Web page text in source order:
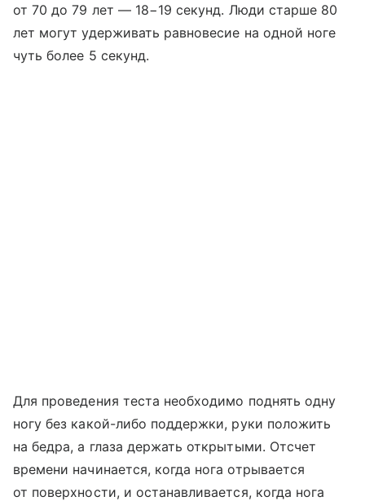
от 70 до 79 лет — 18−19 секунд. Люди старше 80
лет могут удерживать равновесие на одной ноге
чуть более 5 секунд.
Для проведения теста необходимо поднять одну
ногу без какой-либо поддержки, руки положить
на бедра, а глаза держать открытыми. Отсчет
времени начинается, когда нога отрывается
от поверхности, и останавливается, когда нога